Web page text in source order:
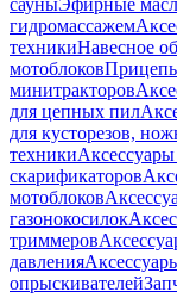
сауныЭфирные
гидромассажем
техникиНавесное
мотоблоков
минитракторов
для цепных пил
для кусторезов,
техникиАксессуары
скарификаторов
мотоблоков
газонокосилок
триммеров
давления
опрыскивателей